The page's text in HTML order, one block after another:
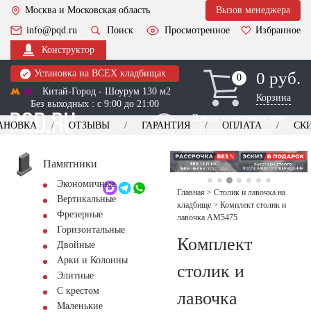
Москва и Московская область
Вызов менеджера
info@pqd.ru
Поиск Просмотренное
Избранное
Конструктор
Установка на ВСЕХ кладбищах
Китай-Город - Шоурум 130 м2
Без выходных : с 9:00 до 21:00
0
0 0 руб.
Корзина
Выезд менеджера для
оформления заказа
+7 (495) 518-44-23
Обратный звонок
ОТЗЫВЫ ГАРАНТИЯ ОПЛАТА
Памятники
Экономичные
Вертикальные
Фрезерные
Горизонтальные
Двойные
Арки и Колонны
Элитные
С крестом
Маленькие
Главная > Столик и лавочка на
кладбище > Комплект столик и
лавочка АМ5475
Комплект
столик и
лавочка